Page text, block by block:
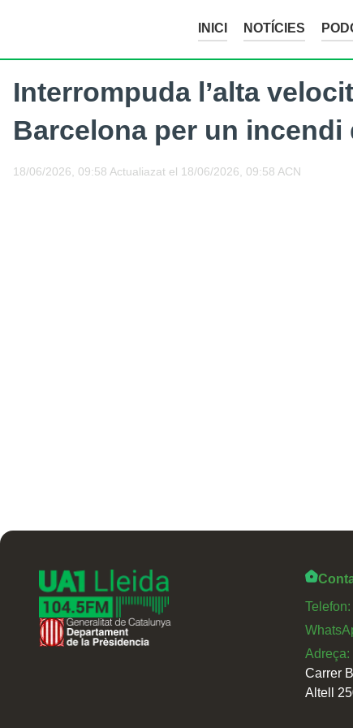
INICI NOTÍCIES
Interrompuda l’alta
Barcelona per un incendi
18/06/2026, 09:58 Actualiazat el 18/06/2026, 09:58 ACN
Telefon:
Adreça:
Carrer
Altell